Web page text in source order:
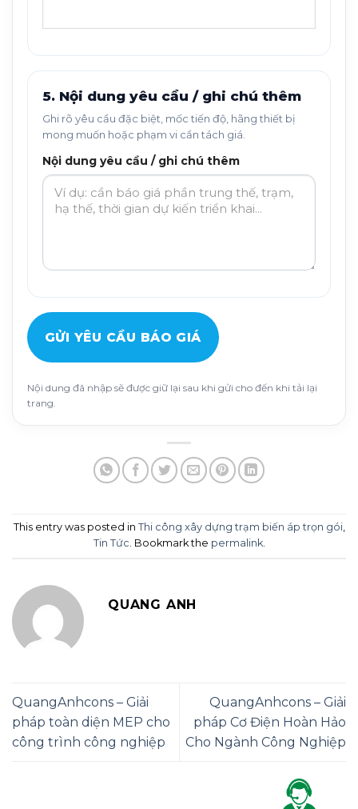
5. Nội dung yêu cầu / ghi chú thêm
Ghi rõ yêu cầu đặc biệt, mốc tiến độ, hãng thiết bị
mong muốn hoặc phạm vi cần tách giá.
Nội dung yêu cầu / ghi chú thêm
GỬI YÊU CẦU BÁO GIÁ
Nội dung đã nhập sẽ được giữ lại sau khi gửi cho đến khi tải lại
trang.
This entry was posted in Thi công xây dựng trạm biến áp trọn gói,
Tin Tức . Bookmark the permalink.
QUANG ANH
QuangAnhcons – Giải
pháp toàn diện MEP cho
công trình công nghiệp
QuangAnhcons – Giải
pháp Cơ Điện Hoàn Hảo
Cho Ngành Công Nghiệp